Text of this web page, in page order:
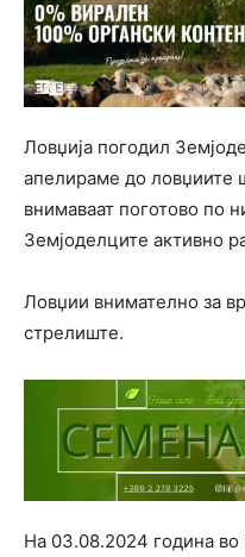
Ловџија погодил
апелираме до ловџиите
внимаваат поготово по
Земјоделците активно
Ловџии внимателно за
стрелиште.
На 03.08.2024 година во